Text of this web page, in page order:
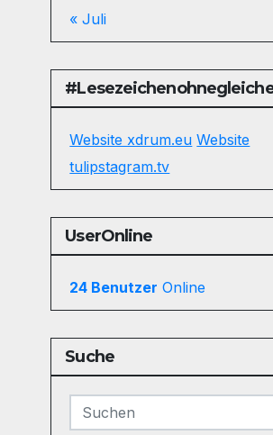
« Juli
Website xdrum.eu Website
tulipstagram.tv
UserOnline
24 Benutzer Online
Suche